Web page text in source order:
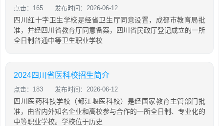
点击：165 发布时间：2026-06-12
四川红十字卫生学校是经省卫生厅同意设置，成都市教育局批
准，并经四川省教育厅同意备案，四川省民政厅登记成立的一所
全日制普通中等卫生职业学校
2024四川省医科校招生简介
点击：183 发布时间：2026-06-12
四川医药科技学校（都江堰医科校）是经国家教育主管部门批
准，由省内外知名企业和高校参与合作的一所全日制、专业化的
中等职业学校。学校位于历史